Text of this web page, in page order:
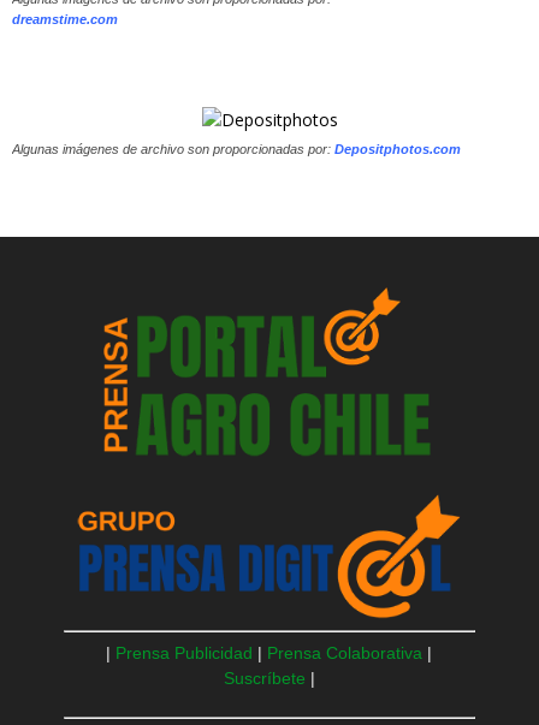
dreamstime.com
Algunas imágenes de archivo son proporcionadas por: Depositphotos.com
| Prensa Publicidad | Prensa Colaborativa |
Suscríbete |